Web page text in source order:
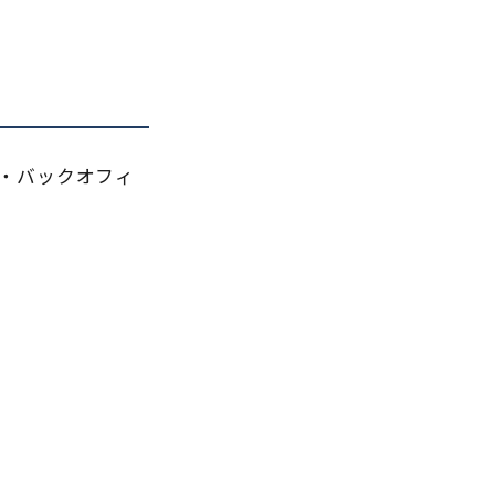
バックオフィ